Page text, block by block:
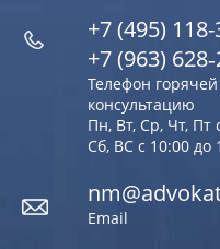
+7 (495)
+7 (963)
Телефон
консультацию
Пн, Вт, Ср, Чт, Пт
Сб, ВС с 10:00 до
Email